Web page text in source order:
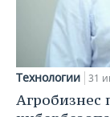
Технологии 31
Агробизнес